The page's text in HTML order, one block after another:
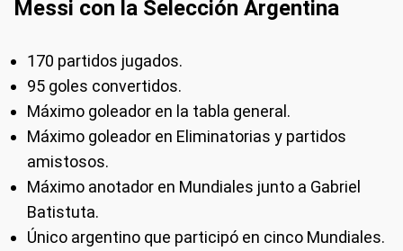
Messi con la Selección Argentina
170 partidos jugados.
95 goles convertidos.
Máximo goleador en la tabla general.
Máximo goleador en Eliminatorias y partidos
amistosos.
Máximo anotador en Mundiales junto a Gabriel
Batistuta.
Único argentino que participó en cinco Mundiales.